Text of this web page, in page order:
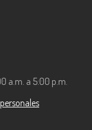
a.m. a 5:00 p.m.